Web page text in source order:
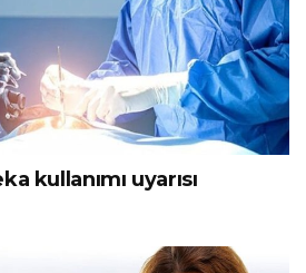
kullanımı uyarısı